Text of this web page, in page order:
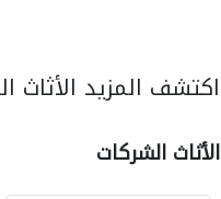
اكتشف المزيد الأثاث
الأثاث الشركات